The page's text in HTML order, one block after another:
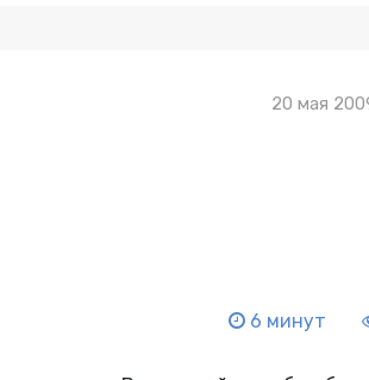
20 мая
6 минут